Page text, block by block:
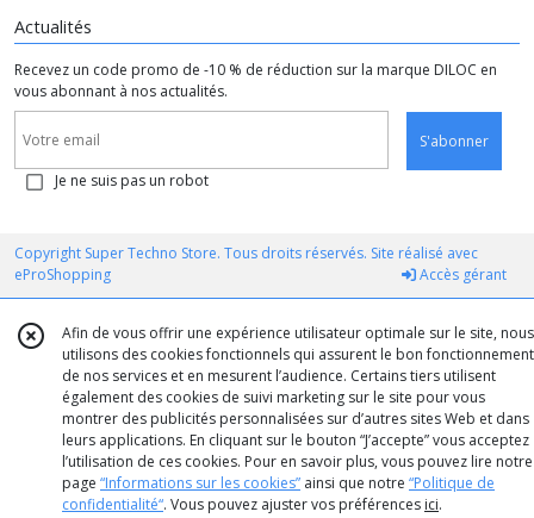
Actualités
Recevez un code promo de -10 % de réduction sur la marque DILOC en
vous abonnant à nos actualités.
S'abonner
Je ne suis pas un robot
Copyright Super Techno Store. Tous droits réservés. Site réalisé avec
eProShopping
Accès gérant
Afin de vous offrir une expérience utilisateur optimale sur le site, nous
utilisons des cookies fonctionnels qui assurent le bon fonctionnement
de nos services et en mesurent l’audience. Certains tiers utilisent
également des cookies de suivi marketing sur le site pour vous
montrer des publicités personnalisées sur d’autres sites Web et dans
leurs applications. En cliquant sur le bouton “J’accepte” vous acceptez
l’utilisation de ces cookies. Pour en savoir plus, vous pouvez lire notre
page “Informations sur les cookies” ainsi que notre “Politique de
confidentialité“. Vous pouvez ajuster vos préférences ici.